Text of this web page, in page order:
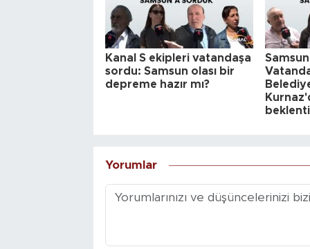
Kanal S ekipleri vatandaşa
sordu: Samsun olası bir
depreme hazır mı?
Yorumlar